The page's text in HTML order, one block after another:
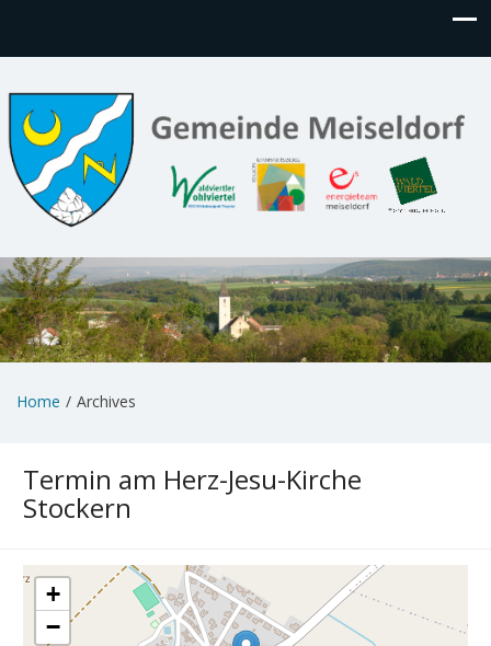
Home Archives
Termin am Herz-Jesu-Kirche
Stockern
+
−